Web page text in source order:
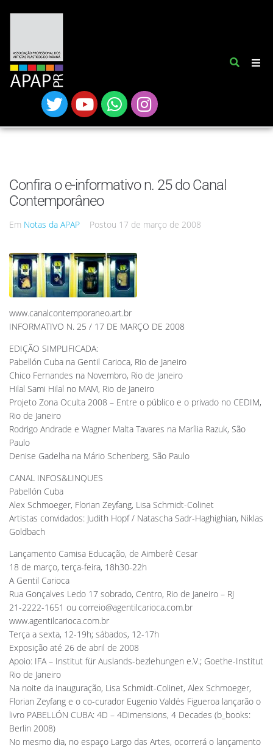
Confira o e-informativo n. 25 do Canal
Contemporâneo
Em Notas da APAP Postou 17 de março de 2008
www.canalcontemporaneo.art.br
INFORMATIVO N. 25 / 17 DE MARÇO DE 2008
EDIÇÃO SIMPLIFICADA:
Pabellón Cuba na Gentil Carioca, Rio de Janeiro
Chico Fernandes na Novembro, Rio de Janeiro
Hilal Sami Hilal no MAM, Rio de Janeiro
Projeto Zona Oculta 2008 – Entre o público e o privado no CEDIM,
Rio de Janeiro
Rodrigo Andrade e Wagner Malta Tavares na Marília Razuk, São
Paulo
Denise Gadelha na Mário Schenberg, São Paulo
CANAL INFOS&LINQUES
Pabellón Cuba
Alex Schmoeger, Florian Zeyfang, Lisa Schmidt-Colinet
Artistas convidados: Judith Hopf / Natascha Sadr-Haghighian, Niklas
Goldbach
Lançamento Camisa Educação, de Aimberê Cesar
18 de março, terça-feira, 18h30-22h
A Gentil Carioca
Rua Gonçalves Ledo 17 sobrado, Centro, Rio de Janeiro – RJ
21-2222-1651 ou correio@agentilcarioca.com.br
www.agentilcarioca.com.br
Terça a sexta, 12-19h; sábados, 12-17h
Exposição até 26 de abril de 2008
Apoio: IFA – Institut für Auslands-bezlehungen e.V.; Goethe-Institut
Rio de Janeiro
Na noite da inauguração, Lisa Schmidt-Colinet, Alex Schmoeger,
Florian Zeyfang e o co-curador Eugenio Valdés Figueroa lançarão o
livro PABELLÓN CUBA: 4D – 4Dimensions, 4 Decades (b_books:
Berlin 2008)
No mesmo dia, no espaço Largo das Artes, ocorrerá o lançamento